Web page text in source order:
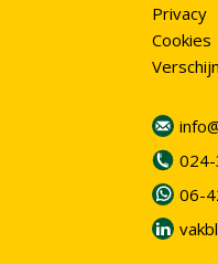
Privacy
Cookies
06-